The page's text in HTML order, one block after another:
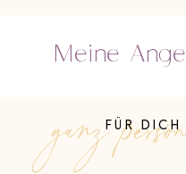
Meine
ganzFÜR DICH